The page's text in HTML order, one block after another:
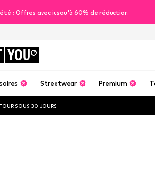
: Offres avec jusqu'à 60% de réduction
YOU
Streetwear Premium
SOUS 30 JOURS